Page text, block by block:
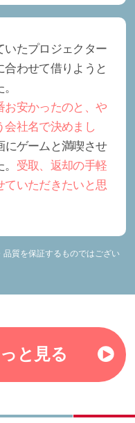
いたプロジェクター
合わせて借りようと
お安かったのと、や
会社名で決めまし
にゲームと満喫させ
受取、返却の手軽
ていただきたいと思
質を保証するものではござい
と見る